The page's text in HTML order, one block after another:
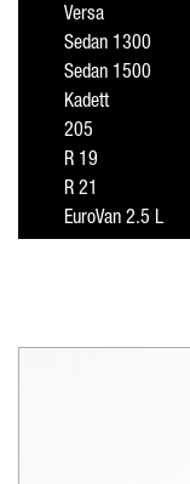
Versa
Sedan 1300
Sedan 1500
Kadett
205
R 19
R 21
EuroVan 2.5 L